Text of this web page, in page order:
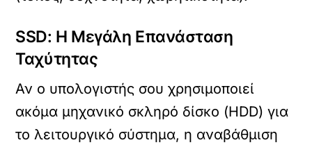
SSD: Η Μεγάλη Επανάσταση
Ταχύτητας
Αν ο υπολογιστής σου χρησιμοποιεί
ακόμα μηχανικό σκληρό δίσκο (HDD) για
το λειτουργικό σύστημα, η αναβάθμιση